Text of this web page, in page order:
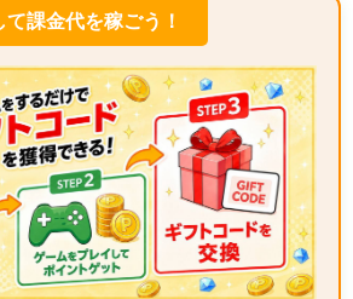
課金代を稼ごう！